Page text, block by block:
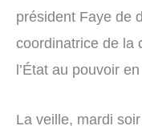
président Faye de
coordinatrice de la
l’État au pouvoir
La veille, mardi